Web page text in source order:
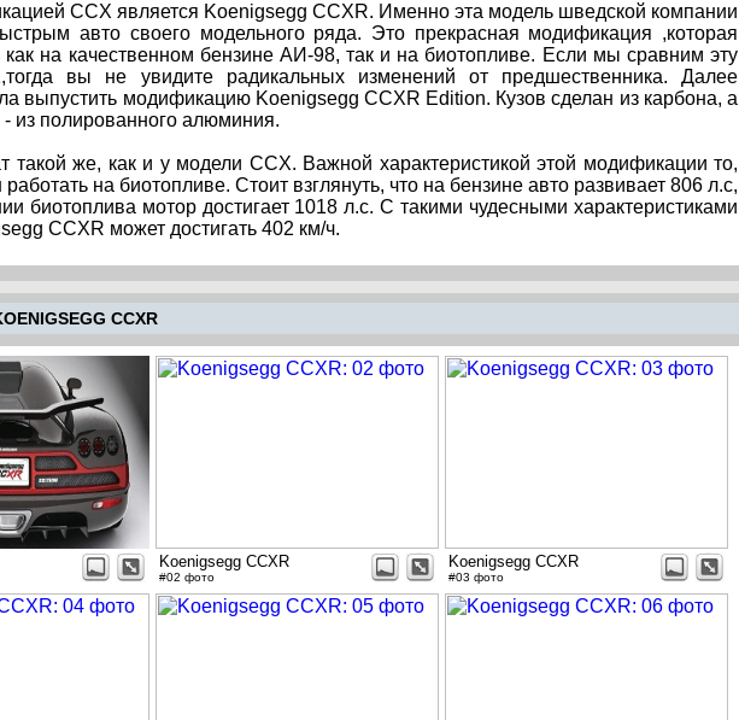
CCX является Koenigsegg CCXR. Именно эта модель шведской компании
авто своего модельного ряда. Это прекрасная модификация ,которая
как на качественном бензине АИ-98, так и на биотопливе. Если мы сравним эту
вы не увидите радикальных изменений от предшественника. Далее
выпустить модификацию Koenigsegg CCXR Edition. Кузов сделан из карбона, а
- из полированного алюминия.
такой же, как и у модели CCX. Важной характеристикой этой модификации то,
работать на биотопливе. Стоит взглянуть, что на бензине авто развивает 806 л.с,
биотоплива мотор достигает 1018 л.с. С такими чудесными характеристиками
CCXR может достигать 402 км/ч.
CCXR
Koenigsegg CCXR
#02 фото
Koenigsegg CCXR
#03 фото